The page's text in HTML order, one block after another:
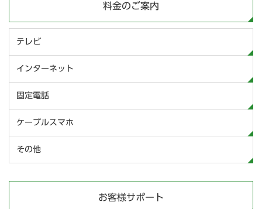
料金のご案内
テレビ
インターネット
固定電話
ケーブルスマホ
その他
お客様サポート